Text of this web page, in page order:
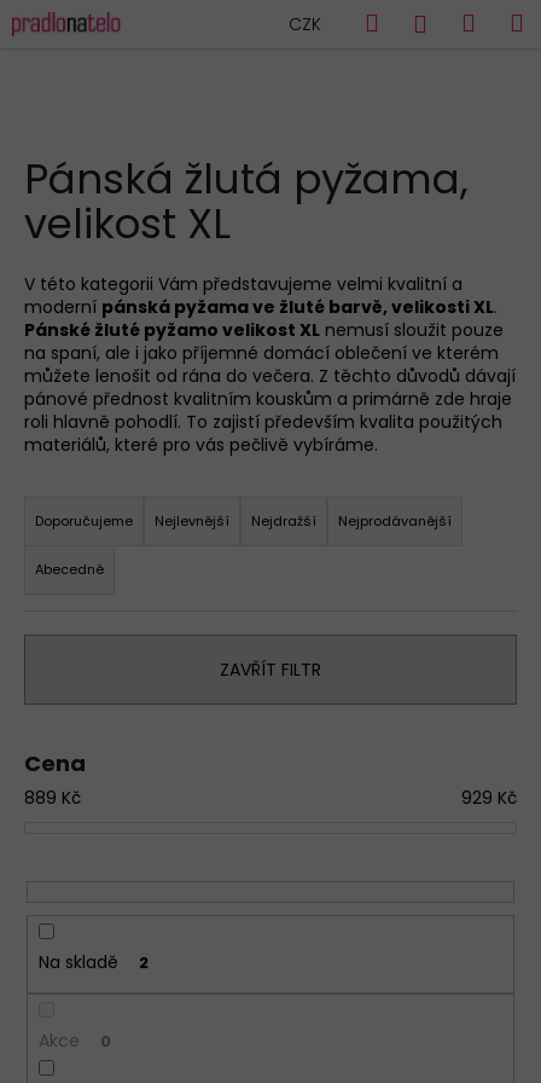
na
CZK Hledat
Pánská žlutá pyžama,
velikost XL
V této kategorii Vám představujeme velmi kvalitní a
moderní pánská pyžama ve žluté barvě, velikosti XL.
Pánské žluté pyžamo velikost XL nemusí sloužit pouze
na spaní, ale i jako příjemné domácí oblečení ve kterém
můžete lenošit od rána do večera. Z těchto důvodů dávají
pánové přednost kvalitním kouskům a primárně zde hraje
roli hlavně pohodlí. To zajistí především kvalita použitých
materiálů, které pro vás pečlivě vybíráme.
a
r
d
u
Doporučujeme Nejlevnější Nejdražší Nejprodávanější
Abecedně
ZAVŘÍT FILTR
Cena
889 Kč 929 Kč
Na skladě 2
Akce 0
K
o
o
p
o
ř
e
b
u
j
e
e
a
í
?
D
o
p
u